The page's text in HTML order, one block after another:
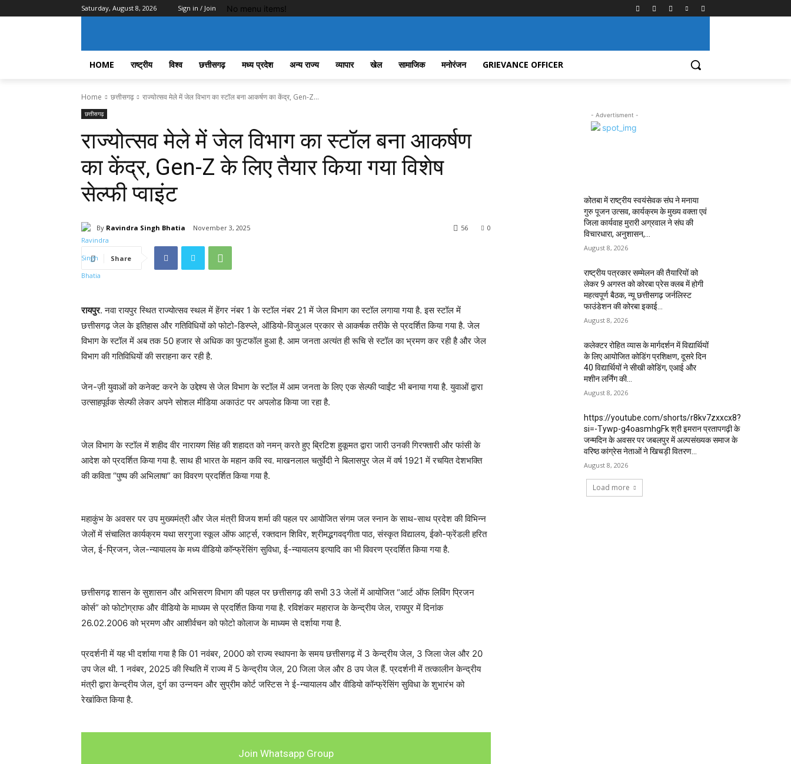
Saturday, August 8, 2026 Sign in / Join No menu items!
HOME राष्ट्रीय विश्व छत्तीसगढ़ मध्य प्रदेश अन्य राज्य व्यापार खेल सामाजिक मनोरंजन GRIEVANCE OFFICER
Home छत्तीसगढ़ राज्योत्सव मेले में जेल विभाग का स्टॉल बना आकर्षण का केंद्र, Gen-Z...
छत्तीसगढ़
राज्योत्सव मेले में जेल विभाग का स्टॉल बना आकर्षण
का केंद्र, Gen-Z के लिए तैयार किया गया विशेष
सेल्फी प्वाइंट
By Ravindra Singh Bhatia November 3, 2025 0
56
Share
रायपुर. नवा रायपुर स्थित राज्योत्सव स्थल में हेंगर नंबर 1 के स्टॉल नंबर 21 में जेल विभाग का स्टॉल लगाया गया है. इस स्टॉल में
छत्तीसगढ़ जेल के इतिहास और गतिविधियों को फोटो-डिस्प्ले, ऑडियो-विजुअल प्रकार से आकर्षक तरीके से प्रदर्शित किया गया है. जेल
विभाग के स्टॉल में अब तक 50 हजार से अधिक का फुटफॉल हुआ है. आम जनता अत्यंत ही रूचि से स्टॉल का भ्रमण कर रही है और जेल
विभाग की गतिविधियों की सराहना कर रही है.
जेन-ज़ी युवाओं को कनेक्ट करने के उद्देश्य से जेल विभाग के स्टॉल में आम जनता के लिए एक सेल्फी प्वाईंट भी बनाया गया है. युवाओं द्वारा
उत्साहपूर्वक सेल्फी लेकर अपने सोशल मीडिया अकाउंट पर अपलोड किया जा रहा है.
जेल विभाग के स्टॉल में शहीद वीर नारायण सिंह की शहादत को नमन् करते हुए ब्रिटिश हुकूमत द्वारा जारी उनकी गिरफ्तारी और फांसी के
आदेश को प्रदर्शित किया गया है. साथ ही भारत के महान कवि स्व. माखनलाल चतुर्वेदी ने बिलासपुर जेल में वर्ष 1921 में रचयित देशभक्ति
की कविता “पुष्प की अभिलाषा” का विवरण प्रदर्शित किया गया है.
महाकुंभ के अवसर पर उप मुख्यमंत्री और जेल मंत्री विजय शर्मा की पहल पर आयोजित संगम जल स्नान के साथ-साथ प्रदेश की विभिन्न
जेलों में संचालित कार्यक्रम यथा सरगुजा स्कूल ऑफ आर्ट्स, रक्तदान शिविर, श्रीमद्भगवद्गीता पाठ, संस्कृत विद्यालय, ईको-फ्रेंडली हरित
जेल, ई-प्रिजन, जेल-न्यायालय के मध्य वीडियो कॉन्फ्रेंसिंग सुविधा, ई-न्यायालय इत्यादि का भी विवरण प्रदर्शित किया गया है.
छत्तीसगढ़ शासन के सुशासन और अभिसरण विभाग की पहल पर छत्तीसगढ़ की सभी 33 जेलों में आयोजित “आर्ट ऑफ लिविंग प्रिजन
कोर्स” को फोटोग्राफ और वीडियो के माध्यम से प्रदर्शित किया गया है. रविशंकर महाराज के केन्द्रीय जेल, रायपुर में दिनांक
26.02.2006 को भ्रमण और आशीर्वचन को फोटो कोलाज के माध्यम से दर्शाया गया है.
प्रदर्शनी में यह भी दर्शाया गया है कि 01 नवंबर, 2000 को राज्य स्थापना के समय छत्तीसगढ़ में 3 केन्द्रीय जेल, 3 जिला जेल और 20
उप जेल थी. 1 नवंबर, 2025 की स्थिति में राज्य में 5 केन्द्रीय जेल, 20 जिला जेल और 8 उप जेल हैं. प्रदर्शनी में तत्कालीन केन्द्रीय
मंत्री द्वारा केन्द्रीय जेल, दुर्ग का उन्नयन और सुप्रीम कोर्ट जस्टिस ने ई-न्यायालय और वीडियो कॉन्फ्रेंसिंग सुविधा के शुभारंभ को
रेखांकित किया है.
Join Whatsapp Group
- Advertisment -
कोतबा में राष्ट्रीय स्वयंसेवक संघ ने मनाया
गुरु पूजन उत्सव, कार्यक्रम के मुख्य वक्ता एवं
जिला कार्यवाह मुरारी अग्रवाल ने संघ की
विचारधारा, अनुशासन,...
August 8, 2026
राष्ट्रीय पत्रकार सम्मेलन की तैयारियों को
लेकर 9 अगस्त को कोरबा प्रेस क्लब में होगी
महत्वपूर्ण बैठक, न्यू छत्तीसगढ़ जर्नलिस्ट
फाउंडेशन की कोरबा इकाई...
August 8, 2026
कलेक्टर रोहित व्यास के मार्गदर्शन में विद्यार्थियों
के लिए आयोजित कोडिंग प्रशिक्षण, दूसरे दिन
40 विद्यार्थियों ने सीखी कोडिंग, एआई और
मशीन लर्निंग की...
August 8, 2026
https://youtube.com/shorts/r8kv7zxxcx8?
si=-Tywp-g4oasmhgFk श्री इमरान प्रतापगढ़ी के
जन्मदिन के अवसर पर जबलपुर में अल्पसंख्यक समाज के
वरिष्ठ कांग्रेस नेताओं ने खिचड़ी वितरण...
August 8, 2026
Load more